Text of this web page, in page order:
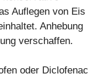
Auflegen von Eis
Anhebung
verschaffen.
oder Diclofenac